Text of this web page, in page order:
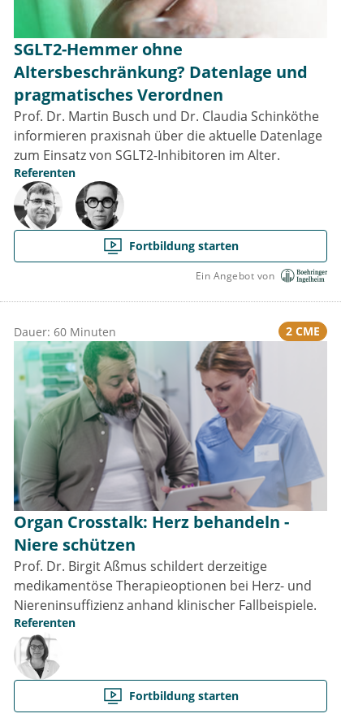
SGLT2-Hemmer ohne
Altersbeschränkung? Datenlage und
pragmatisches Verordnen
Prof. Dr. Martin Busch und Dr. Claudia Schinköthe
informieren praxisnah über die aktuelle Datenlage
zum Einsatz von SGLT2-Inhibitoren im Alter.
Referenten
Fortbildung starten
Ein Angebot von
Dauer: 60 Minuten 2 CME
Organ Crosstalk: Herz behandeln -
Niere schützen
Prof. Dr. Birgit Aßmus schildert derzeitige
medikamentöse Therapieoptionen bei Herz- und
Niereninsuffizienz anhand klinischer Fallbeispiele.
Referenten
Fortbildung starten